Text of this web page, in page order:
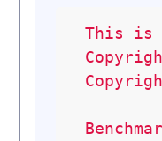
This is